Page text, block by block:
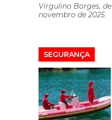
Virgulino Borges,
novembro de 2025
SEGURANÇA